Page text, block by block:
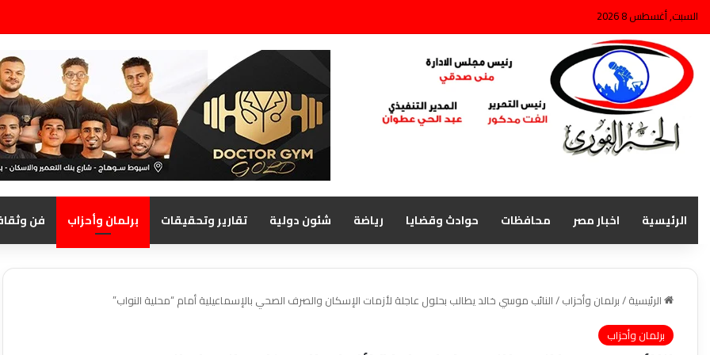
السبت, أغسطس 8 2026
الرئيسية اخبار مصر محافظات حوادث وقضايا رياضة شئون دولية تقارير وتحقيقات برلمان وأحزاب فن
الرئيسية/برلمان وأحزاب/النائب موسي خالد يطالب بحلول عاجلة لأزمات الإسكان والصرف الصحي بالإسماعيلية أمام “محلية النواب”
برلمان وأحزاب